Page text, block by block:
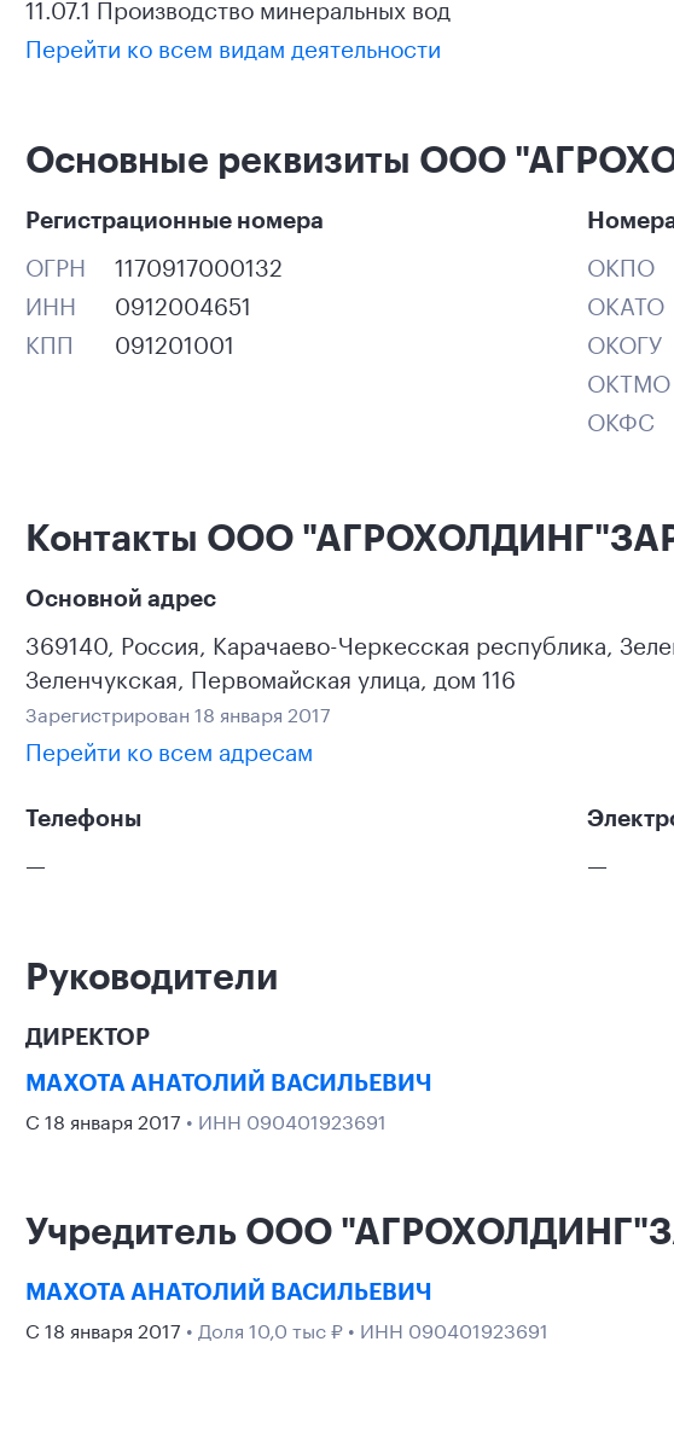
11.07.1 Производство минеральных вод
Перейти ко всем видам деятельности
Основные реквизиты ООО
Регистрационные номера
ОГРН
1170917000132
ИНН
0912004651
КПП
091201001
ОКПО
ОКАТО
ОКОГУ
ОКТМО
ОКФС
Контакты ООО
Основной адрес
369140, Россия, Карачаево-Черкесская республика,
Зеленчукская, Первомайская улица, дом 116
Зарегистрирован 18 января 2017
Перейти ко всем адресам
Телефоны
— —
Руководители
ДИРЕКТОР
МАХОТА АНАТОЛИЙ ВАСИЛЬЕВИЧ
С 18 января 2017 • ИНН 090401923691
Учредитель ООО
МАХОТА АНАТОЛИЙ ВАСИЛЬЕВИЧ
С 18 января 2017 • Доля 10,0 тыс ₽ • ИНН 090401923691